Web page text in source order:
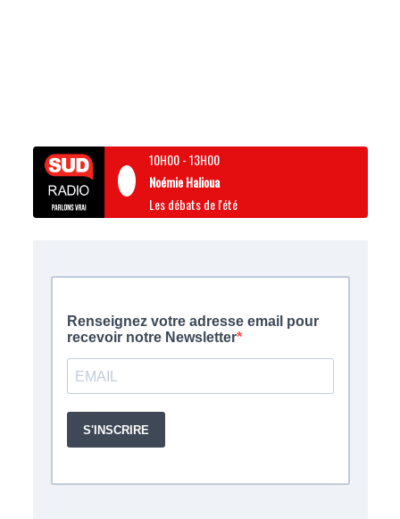
10H00-13H00
Noémie Halioua
Les débats de l'été